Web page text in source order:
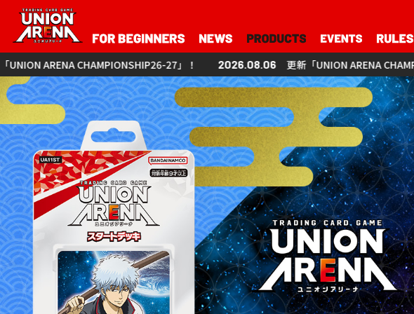
！ 2026.08.06 更新「UNION ARENA CHAMPIONSHIP26-27」！ 2026.08.06